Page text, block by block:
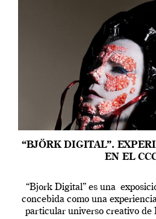
“BJÖRK DIGITAL”.
EN EL
“Bjork Digital” es una
concebida como una
particular universo creativo de